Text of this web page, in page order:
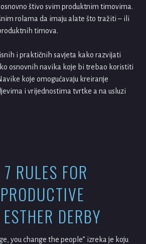
štivo svim produktnim timovima.
rolama da imaju alate što tražiti – ili
timova.
i praktičnih savjeta kako razvijati
osnovnih navika koje bi trebao koristiti
koje omogućavaju kreiranje
i vrijednostima tvrtke a na usluzi
RULES FOR
DERBY
you change the people” izreka je koju